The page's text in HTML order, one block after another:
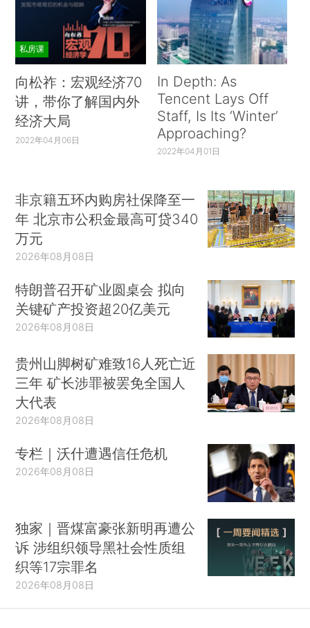
私房课
向松祚：宏观经济70
讲，带你了解国内外
经济大局
2022年04月06日
In Depth: As
Tencent Lays Off
Staff, Is Its ‘Winter’
Approaching?
2022年04月01日
非京籍五环内购房社保降至一
年 北京市公积金最高可贷340
万元
2026年08月08日
特朗普召开矿业圆桌会 拟向
关键矿产投资超20亿美元
2026年08月08日
贵州山脚树矿难致16人死亡近
三年 矿长涉罪被罢免全国人
大代表
2026年08月08日
专栏｜沃什遭遇信任危机
2026年08月08日
独家｜晋煤富豪张新明再遭公
诉 涉组织领导黑社会性质组
织等17宗罪名
2026年08月08日